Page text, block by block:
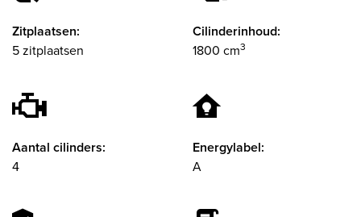
Zitplaatsen:
5 zitplaatsen
Cilinderinhoud:
1800 cm3
Aantal cilinders:
4
Energylabel:
A